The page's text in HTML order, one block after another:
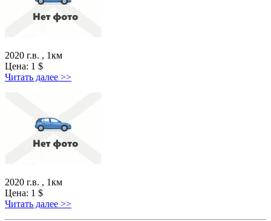
2020 г.в. , 1км
Цена: 1 $
Читать далее >>
2020 г.в. , 1км
Цена: 1 $
Читать далее >>